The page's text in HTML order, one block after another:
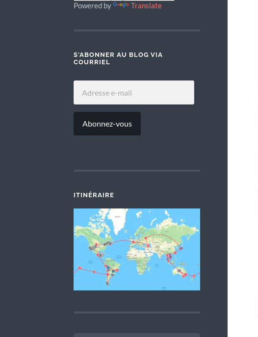
Powered by Translate
S'ABONNER AU BLOG VIA
COURRIEL
MAIL
Abonnez-vous
ITINÉRAIRE